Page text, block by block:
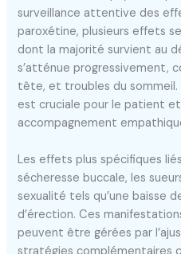
surveillance attentive des
paroxétine, plusieurs effets
dont la majorité survient au
s’atténue progressivement,
tête, et troubles du
est cruciale pour le patient
accompagnement
Les effets plus spécifiques
sécheresse buccale, les
sexualité tels qu’une baisse
d’érection. Ces
peuvent être gérées par